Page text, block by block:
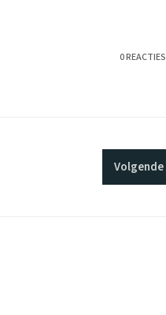
0 REACTIES
Volgende